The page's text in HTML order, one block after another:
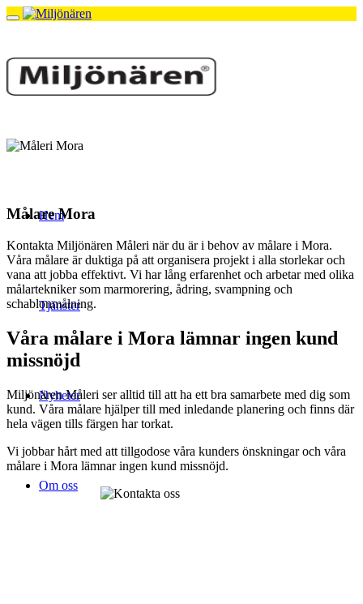
Hem
Tjänster
Nyheter
Om oss
Målare Mora
Kontakta Miljönären Måleri när du är i behov av målare i Mora.
Våra målare är duktiga på att organisera projekt i alla storlekar och
vana att jobba effektivt. Vi har lång erfarenhet och arbetar med olika
målartekniker som marmorering, ådring, svampning och
schablonmålning.
Våra målare i Mora lämnar ingen kund
missnöjd
Miljönären Måleri ser alltid till att ha ett bra samarbete med dig som
kund. Våra målare hjälper till med inledande planering och finns där
hela vägen tills färgen har torkat.
Vi jobbar hårt med att tillgodose våra kunders önskningar och våra
målare i Mora lämnar ingen kund missnöjd.